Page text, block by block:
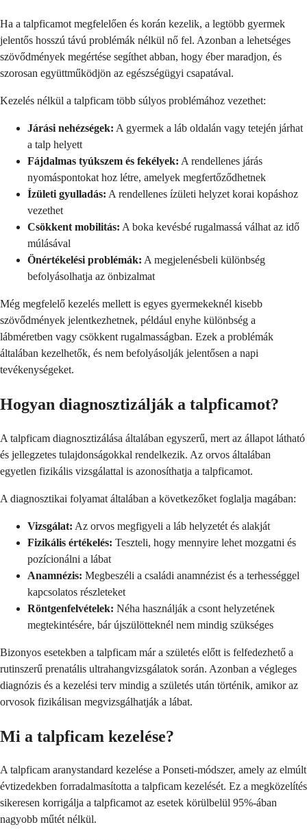
Ha a talpficamot megfelelően és korán kezelik, a legtöbb gyermek
jelentős hosszú távú problémák nélkül nő fel. Azonban a lehetséges
szövődmények megértése segíthet abban, hogy éber maradjon, és
szorosan együttműködjön az egészségügyi csapatával.
Kezelés nélkül a talpficam több súlyos problémához vezethet:
Járási nehézségek: A gyermek a láb oldalán vagy tetején járhat
a talp helyett
Fájdalmas tyúkszem és fekélyek: A rendellenes járás
nyomáspontokat hoz létre, amelyek megfertőződhetnek
Ízületi gyulladás: A rendellenes ízületi helyzet korai kopáshoz
vezethet
Csökkent mobilitás: A boka kevésbé rugalmassá válhat az idő
múlásával
Önértékelési problémák: A megjelenésbeli különbség
befolyásolhatja az önbizalmat
Még megfelelő kezelés mellett is egyes gyermekeknél kisebb
szövődmények jelentkezhetnek, például enyhe különbség a
lábméretben vagy csökkent rugalmasságban. Ezek a problémák
általában kezelhetők, és nem befolyásolják jelentősen a napi
tevékenységeket.
Hogyan diagnosztizálják a talpficamot?
A talpficam diagnosztizálása általában egyszerű, mert az állapot látható
és jellegzetes tulajdonságokkal rendelkezik. Az orvos általában
egyetlen fizikális vizsgálattal is azonosíthatja a talpficamot.
A diagnosztikai folyamat általában a következőket foglalja magában:
Vizsgálat: Az orvos megfigyeli a láb helyzetét és alakját
Fizikális értékelés: Teszteli, hogy mennyire lehet mozgatni és
pozícionálni a lábat
Anamnézis: Megbeszéli a családi anamnézist és a terhességgel
kapcsolatos részleteket
Röntgenfelvételek: Néha használják a csont helyzetének
megtekintésére, bár újszülötteknél nem mindig szükséges
Bizonyos esetekben a talpficam már a születés előtt is felfedezhető a
rutinszerű prenatális ultrahangvizsgálatok során. Azonban a végleges
diagnózis és a kezelési terv mindig a születés után történik, amikor az
orvosok fizikálisan megvizsgálhatják a lábat.
Mi a talpficam kezelése?
A talpficam aranystandard kezelése a Ponseti-módszer, amely az elmúlt
évtizedekben forradalmasította a talpficam kezelését. Ez a megközelítés
sikeresen korrigálja a talpficamot az esetek körülbelül 95%-ában
nagyobb műtét nélkül.